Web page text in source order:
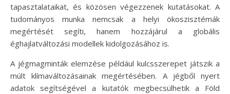
tapasztalataikat, és közösen végezzenek kutatásokat. A
tudományos munka nemcsak a helyi ökoszisztémák
megértését segíti, hanem hozzájárul a globális
éghajlatváltozási modellek kidolgozásához is.
A jégmagminták elemzése például kulcsszerepet játszik a
múlt klímaváltozásainak megértésében. A jégből nyert
adatok segítségével a kutatók megbecsülhetik a Föld